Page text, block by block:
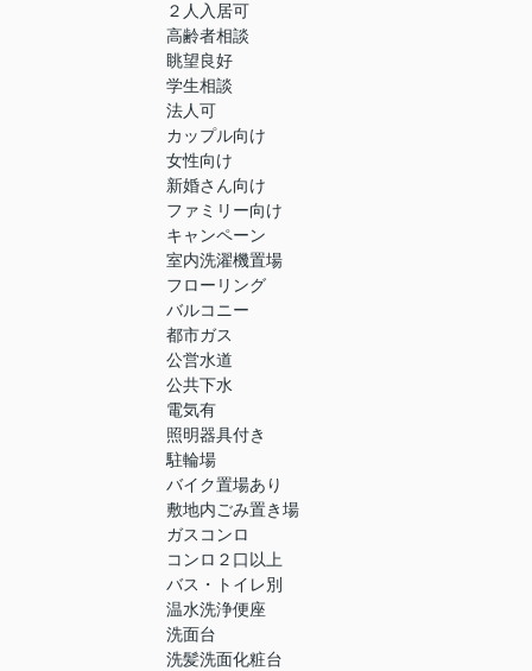
２人入居可
高齢者相談
眺望良好
学生相談
法人可
カップル向け
女性向け
新婚さん向け
ファミリー向け
キャンペーン
室内洗濯機置場
フローリング
バルコニー
都市ガス
公営水道
公共下水
電気有
照明器具付き
駐輪場
バイク置場あり
敷地内ごみ置き場
ガスコンロ
コンロ２口以上
バス・トイレ別
温水洗浄便座
洗面台
洗髪洗面化粧台